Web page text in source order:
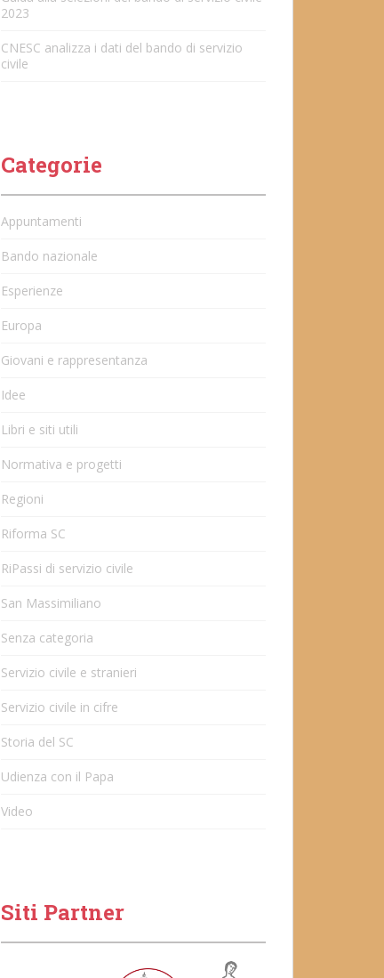
2023
CNESC analizza i dati del bando di servizio
civile
Categorie
Appuntamenti
Bando nazionale
Esperienze
Europa
Giovani e rappresentanza
Idee
Libri e siti utili
Normativa e progetti
Regioni
Riforma SC
RiPassi di servizio civile
San Massimiliano
Senza categoria
Servizio civile e stranieri
Servizio civile in cifre
Storia del SC
Udienza con il Papa
Video
Siti Partner